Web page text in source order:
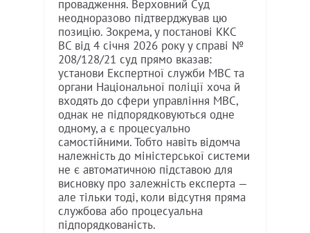
провадження. Верховний Суд
неодноразово підтверджував цю
позицію. Зокрема, у постанові ККС
ВС від 4 січня 2026 року у справі №
208/128/21 суд прямо вказав:
установи Експертної служби МВС та
органи Національної поліції хоча й
входять до сфери управління МВС,
однак не підпорядковуються одне
одному, а є процесуально
самостійними. Тобто навіть відомча
належність до міністерської системи
не є автоматичною підставою для
висновку про залежність експерта —
але тільки тоді, коли відсутня пряма
службова або процесуальна
підпорядкованість.